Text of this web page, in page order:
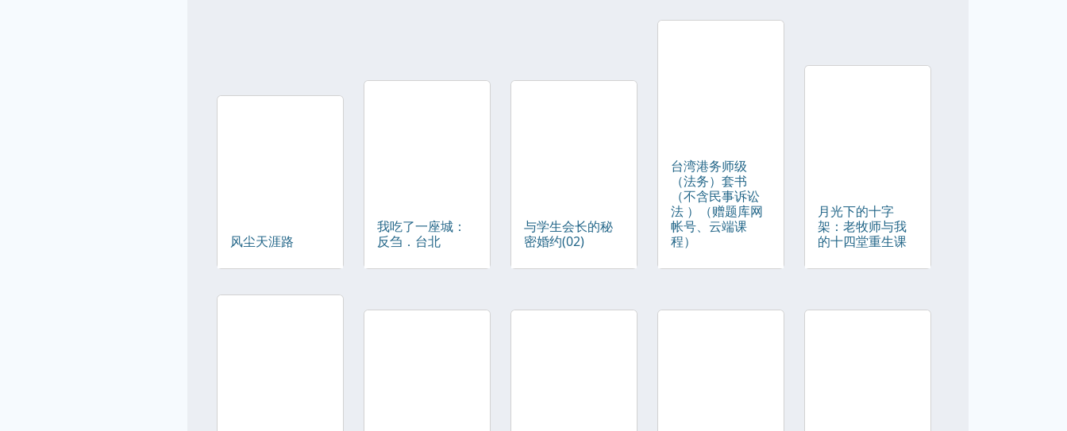
风尘天涯路
我吃了一座城：
反刍．台北
与学生会长的秘
密婚约(02)
台湾港务师级
（法务）套书
（不含民事诉讼
法 ）（赠题库网
帐号、云端课
程）
月光下的十字
架：老牧师与我
的十四堂重生课